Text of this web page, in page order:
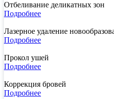
Отбеливание деликатных зон
Подробнее
Лазерное удаление
Подробнее
Прокол ушей
Подробнее
Коррекция бровей
Подробнее